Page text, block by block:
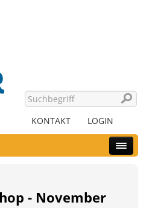
KONTAKT LOGIN
- November